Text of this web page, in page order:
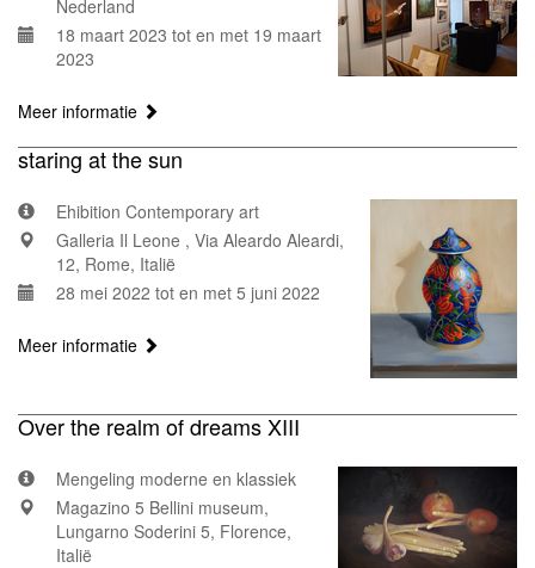
Nederland
18 maart 2023 tot en met 19 maart
2023
Meer informatie
staring at the sun
Ehibition Contemporary art
Galleria Il Leone , Via Aleardo Aleardi,
12, Rome, Italië
28 mei 2022 tot en met 5 juni 2022
Meer informatie
Over the realm of dreams XIII
Mengeling moderne en klassiek
Magazino 5 Bellini museum,
Lungarno Soderini 5, Florence,
Italië